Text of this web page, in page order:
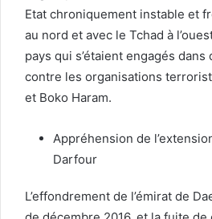
Etat chroniquement instable et
au nord et avec le Tchad à
pays qui s’étaient engagés
contre les organisations
et Boko Haram.
Appréhension de
Darfour
L’effondrement de l’émirat de